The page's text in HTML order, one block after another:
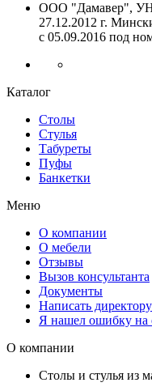
ООО "Дамавер",
27.12.2012 г.
с 05.09.2016 под
Каталог
Столы
Стулья
Табуреты
Пуфы
Банкетки
Меню
О компании
О мебели
Отзывы
Вызов консультанта
Документы
Написать директору
Я нашел ошибку на
О компании
Столы и стулья из